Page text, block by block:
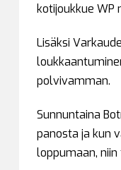
kotijoukkue WP
Lisäksi
polvivamman.
Sunnuntaina
panosta ja kun
loppumaan,